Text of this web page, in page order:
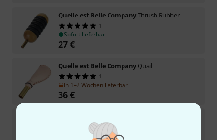
Quelle est Belle CompanyThrush Rubber
1
Sofort lieferbar
27€
Quelle est Belle Company Quail
1
In 1–2 Wochen lieferbar
36€
1
In 1–2 Wochen lieferbar